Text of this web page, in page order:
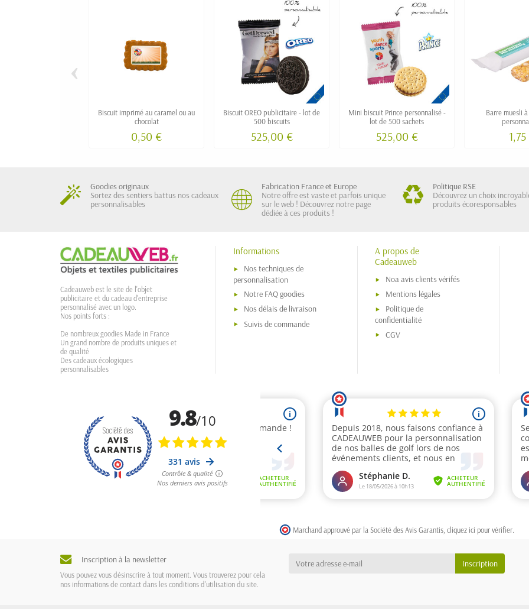
Biscuit imprimé au caramel ou au
chocolat
0,50 €
Biscuit OREO publicitaire - lot de
500 biscuits
525,00 €
Mini biscuit Prince personnalisé -
lot de 500 sachets
525,00 €
Barre muesli
‹
Goodies originaux
Sortez des sentiers battus nos cadeaux
personnalisables
Fabrication France et Europe
Notre offre est vaste et parfois unique
sur le web ! Découvrez notre page
dédiée à ces produits !
Politique RSE
Découvrez un choix
produits écoresponsables
Cadeauweb est le site de l'objet
publicitaire et du cadeau d'entreprise
personnalisé avec un logo.
Nos points forts :
De nombreux goodies Made in France
Un grand nombre de produits uniques et
de qualité
Des cadeaux écologiques
personnalisables
Informations
Nos techniques de
personnalisation
Notre FAQ goodies
Nos délais de livraison
Suivis de commande
A propos de
Cadeauweb
Noa avis clients vérifés
Mentions légales
Politique de
confidentialité
CGV
Marchand approuvé par la Société des Avis Garantis, cliquez ici pour vérifier
Inscription à la newsletter
Vous pouvez vous désinscrire à tout moment. Vous trouverez pour cela
nos informations de contact dans les conditions d'utilisation du site.